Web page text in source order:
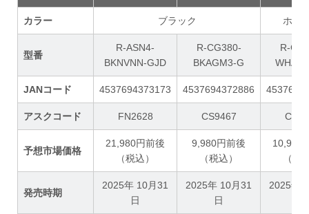
カラー ブラック ホワ
型番
R-ASN4-
BKNVNN-GJD
R-CG380-
BKAGM3-G
R-
JANコード 4537694373173 4537694372886
アスクコード FN2628 CS9467
予想市場価格
21,980円前後
（税込）
9,980円前後
（税込）
10,980
（税
発売時期
2025年 10月31
日
2025年 10月31
日
2025年